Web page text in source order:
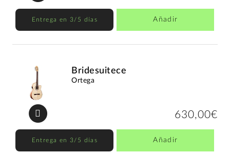
Entrega en 3/5 días Añadir
Bridesuitece
Ortega
630,00€
Entrega en 3/5 días Añadir